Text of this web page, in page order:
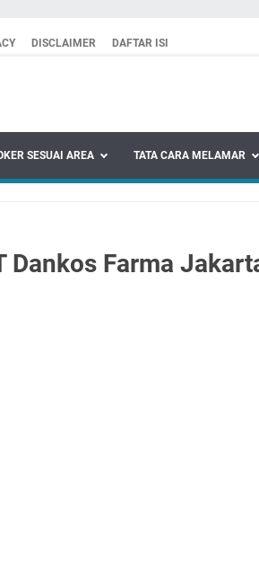
DISCLAIMER DAFTAR ISI
SESUAI AREA TATA CARA MELAMAR
Dankos Farma